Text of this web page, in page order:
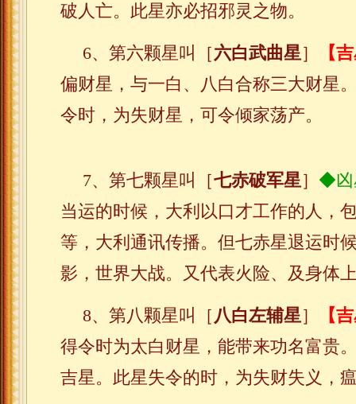
破人亡。此星亦必招邪灵之物。
6、第六颗星叫［六白武曲星］
【
偏财星，与一白、八白合称三大财星
令时，为失财星，可令倾家荡产。
7、第七颗星叫［七赤破军星］ ◆
当运的时候，大利以口才工作的人，
等，大利通讯传播。但七赤星退运时
影，世界大战。又代表火险、及身体
8、第八颗星叫［ 八白左辅星］
【
得令时为太白财星，能带来功名富贵
吉星。此星失令的时，为失财失义，